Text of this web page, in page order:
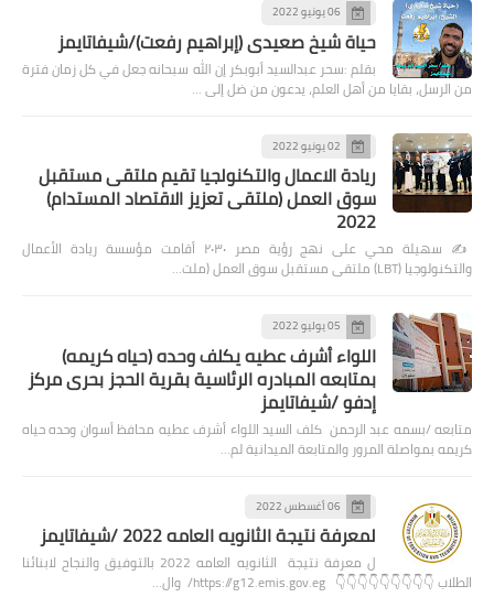
06 يونيو 2022
حياة شيخ صعيدى (إبراهيم رفعت)/شيفاتايمز
بقلم :سحر عبدالسيد أبوبكر إن الله سبحانه جعل في كل زمان فترة
من الرسل، بقايا من أهل العلم، يدعون من ضل إلى …
02 يونيو 2022
ريادة الاعمال والتكنولجيا تقيم ملتقى مستقبل
سوق العمل (ملتقى تعزيز الاقتصاد المستدام)
2022
✍️ سهيلة محي على نهج رؤية مصر ٢٠٣٠ أقامت مؤسسة ريادة الأعمال
والتكنولوجيا (LBT) ملتقى مستقبل سوق العمل (ملت…
05 يوليو 2022
اللواء أشرف عطيه يكلف وحده (حياه كريمه)
بمتابعه المبادره الرئاسية بقرية الحجز بحرى مركز
إدفو /شيفاتايمز
متابعه /بسمه عبد الرحمن كلف السيد اللواء أشرف عطيه محافظ أسوان وحده حياه
كريمه بمواصلة المرور والمتابعة الميدانية لم…
06 أغسطس 2022
لمعرفة نتيجة الثانويه العامه 2022 /شيفاتايمز
ل معرفة نتيجة الثانويه العامه 2022 بالتوفيق والنجاح لابنائنا
الطلاب 👇👇👇👇👇👇👇👇👇 https://g12.emis.gov.eg/ وال…